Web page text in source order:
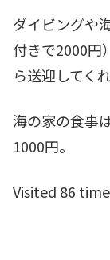
ダイビングや
付きで2000円
ら送迎してくれ
海の家の食事
1000円。
Visited 86